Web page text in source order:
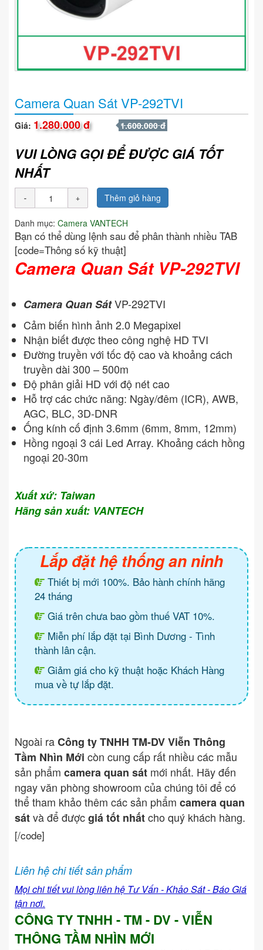
Camera Quan Sát VP-292TVI
Giá: 1.280.000 đ 1.600.000 đ
VUI LÒNG GỌI ĐỂ ĐƯỢC GIÁ TỐT
NHẤT
Thêm giỏ hàng
Danh mục: Camera VANTECH
Bạn có thể dùng lệnh sau để phân thành nhiều TAB
[code=Thông số kỹ thuật]
Camera Quan Sát VP-292TVI
Camera Quan SátVP-292TVI
Cảm biến hình ảnh 2.0 Megapixel
Nhận biết được theo công nghệ HD TVI
Đường truyền với tốc độ cao và khoảng cách
truyền dài 300 – 500m
Độ phân giải HD với độ nét cao
Hỗ trợ các chức năng: Ngày/đêm (ICR), AWB,
AGC, BLC, 3D-DNR
Ống kính cố định 3.6mm (6mm, 8mm, 12mm)
Hồng ngoại 3 cái Led Array. Khoảng cách hồng
ngoại 20-30m
Xuất xứ: Taiwan
Hãng sản xuất: VANTECH
Lắp đặt hệ thống an ninh
Thiết bị mới 100%. Bảo hành chính hãng
24 tháng
Giá trên chưa bao gồm thuế VAT 10%.
Miễn phí lắp đặt tại Bình Dương - Tình
thành lân cận.
Giảm giá cho kỹ thuật hoặc Khách Hàng
mua về tự lắp đặt.
Ngoài raCông ty TNHH TM-DV Viễn Thông
Tầm Nhìn Mới còn cung cấp rất nhiều các mẫu
sản phẩm camera quan sát mới nhất. Hãy đến
ngay văn phòng showroom của chúng tôi để có
thể tham khảo thêm các sản phẩm camera quan
sátvà để đượcgiá tốt nhấtcho quý khách hàng.
[/code]
Liên hệ chi tiết sản phẩm
Mọi chi tiết vui lòng liên hệ Tư Vấn - Khảo Sát - Báo Giá
tận nơi.
CÔNG TY TNHH - TM - DV - VIỄN
THÔNG TẦM NHÌN MỚI